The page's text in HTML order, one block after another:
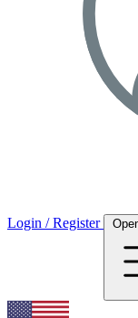
Login / Register